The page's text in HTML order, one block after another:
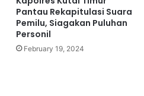
Pantau Rekapitulasi Suara
Pemilu, Siagakan Puluhan
Personil
February 19, 2024